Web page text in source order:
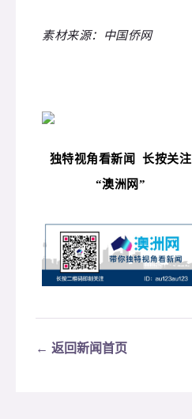
素材来源：中国侨网
独特视角看新闻长按关注
“澳洲网”
← 返回新闻首页